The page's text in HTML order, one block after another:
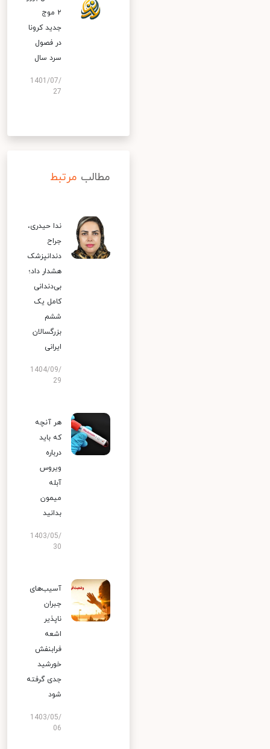
۲ موج
جدید کرونا
در فصول
سرد سال
1401/07/
27
مطالب مرتبط
ندا حیدری،
جراح
دندانپزشک
هشدار داد؛
بی‌دندانی
کامل یک
ششم
بزرگسالان
ایرانی
1404/09/
29
هر آنچه
که باید
درباره
ویروس
آبله
میمون
بدانید
1403/05/
30
آسیب‌های
جبران
ناپذیر
اشعه
فرابنفش
خورشید
جدی گرفته
شود
1403/05/
06